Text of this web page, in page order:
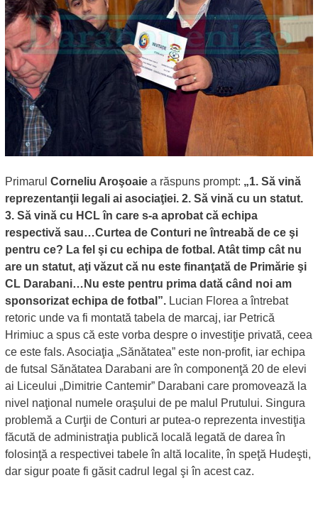
Primarul Corneliu Aroşoaiea răspuns prompt: „1. Să vină
reprezentanţii legali ai asociaţiei. 2. Să vină cu un statut.
3. Să vină cu HCL în care s-a aprobat că echipa
respectivă sau…Curtea de Conturi ne întreabă de ce şi
pentru ce? La fel şi cu echipa de fotbal. Atât timp cât nu
are un statut, aţi văzut că nu este finanţată de Primărie şi
CL Darabani…Nu este pentru prima dată când noi am
sponsorizat echipa de fotbal”. Lucian Florea a întrebat
retoric unde va fi montată tabela de marcaj, iar Petrică
Hrimiuc a spus că este vorba despre o investiţie privată, ceea
ce este fals. Asociaţia „Sănătatea” este non-profit, iar echipa
de futsal Sănătatea Darabani are în componenţă 20 de elevi
ai Liceului „Dimitrie Cantemir” Darabani care promovează la
nivel naţional numele oraşului de pe malul Prutului. Singura
problemă a Curţii de Conturi ar putea-o reprezenta investiţia
făcută de administraţia publică locală legată de darea în
folosinţă a respectivei tabele în altă localite, în speţă Hudeşti,
dar sigur poate fi găsit cadrul legal şi în acest caz.